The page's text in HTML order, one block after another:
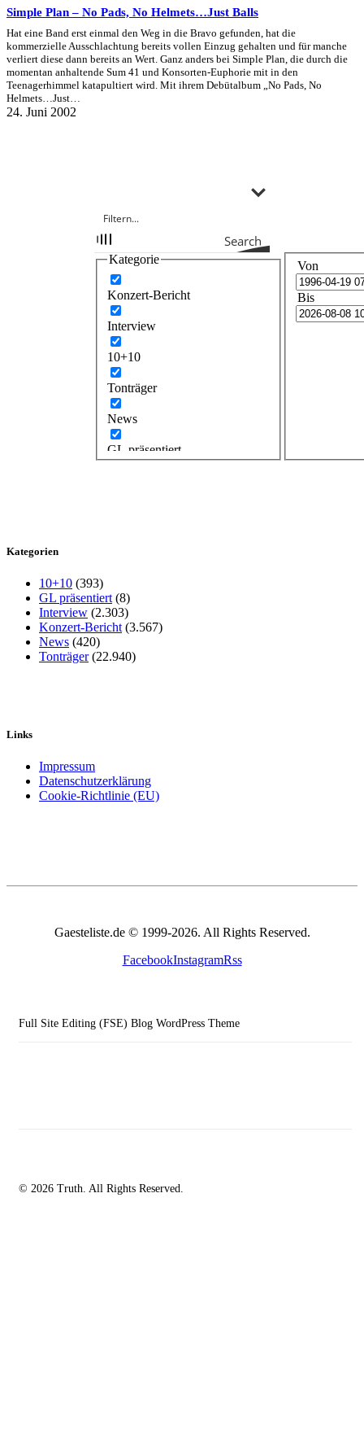
Simple Plan – No Pads, No Helmets…Just Balls
Hat eine Band erst einmal den Weg in die Bravo gefunden, hat die
kommerzielle Ausschlachtung bereits vollen Einzug gehalten und für manche
verliert diese dann bereits an Wert. Ganz anders bei Simple Plan, die durch die
momentan anhaltende Sum 41 und Konsorten-Euphorie mit in den
Teenagerhimmel katapultiert wird. Mit ihrem Debütalbum „No Pads, No
Helmets…Just…
24. Juni 2002
Search
Kategorie
Konzert-Bericht
Interview
10+10
Tonträger
News
GL präsentiert
Von
Bis
Kategorien
10+10 (393)
GL präsentiert(8)
Interview (2.303)
Konzert-Bericht(3.567)
News (420)
Tonträger(22.940)
Links
Impressum
Datenschutzerklärung
Cookie-Richtlinie (EU)
Gaesteliste.de © 1999-2026. All Rights Reserved.
FacebookInstagramRss
Full Site Editing (FSE) Blog WordPress Theme
© 2026 Truth. All Rights Reserved.